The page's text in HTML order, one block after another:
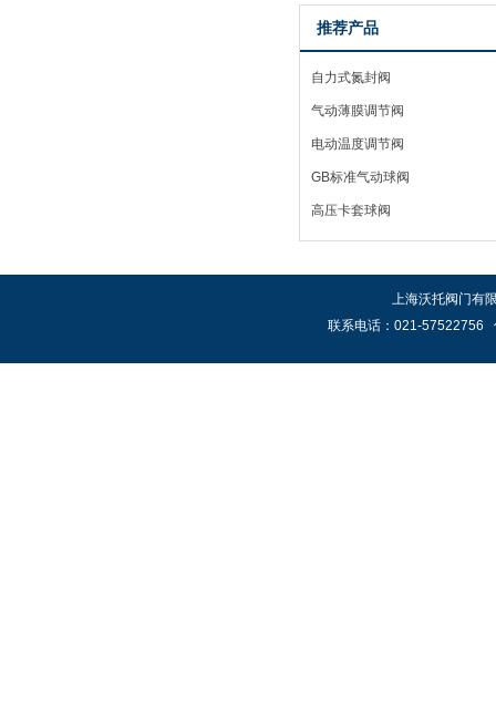
推荐产品
自力式氮封阀
气动薄膜调节阀
电动温度调节阀
GB标准气动球阀
高压卡套球阀
上海沃托阀门有
联系电话：021-57522756